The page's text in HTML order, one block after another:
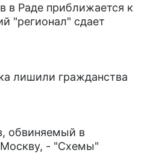
в Раде приближается к
"регионал" сдает
лишили гражданства
обвиняемый в
Москву, - "Схемы"